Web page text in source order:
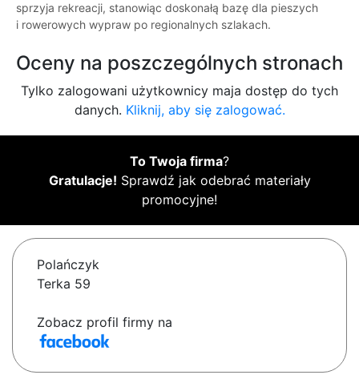
sprzyja rekreacji, stanowiąc doskonałą bazę dla pieszych
i rowerowych wypraw po regionalnych szlakach.
Oceny na poszczególnych stronach
Tylko zalogowani użytkownicy maja dostęp do tych
danych. Kliknij, aby się zalogować.
To Twoja firma?
Gratulacje! Sprawdź jak odebrać materiały
promocyjne!
Polańczyk
Terka 59
Zobacz profil firmy na